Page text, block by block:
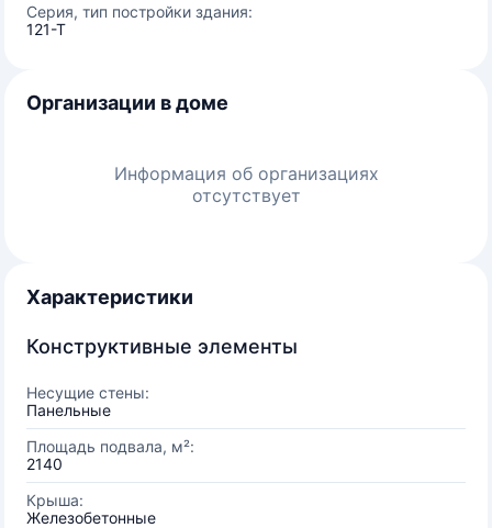
Серия, тип постройки здания:
121-Т
Организации в доме
Информация об организациях
отсутствует
Характеристики
Конструктивные элементы
Несущие стены:
Панельные
Площадь подвала, м²:
2140
Крыша:
Железобетонные